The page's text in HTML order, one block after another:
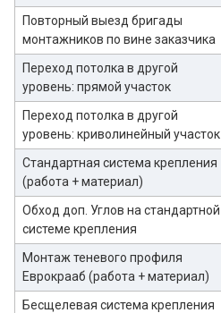
Повторный выезд бригады
монтажников по вине заказчика
Переход потолка в другой
уровень: прямой участок
Переход потолка в другой
уровень: криволинейный участок
Стандартная система крепления
(работа + материал)
Обход доп. Углов на стандартной
системе крепления
Монтаж теневого профиля
Еврокрааб (работа + материал)
Бесщелевая система крепления